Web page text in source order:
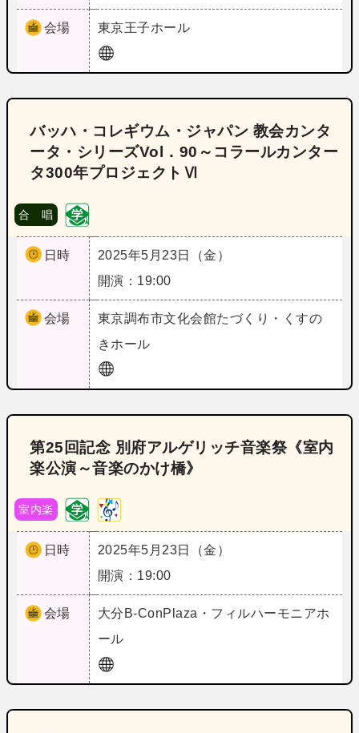
会場 東京王子ホール
バッハ・コレギウム・ジャパン 教会カンタ
ータ・シリーズVol．90～コラールカンター
タ300年プロジェクトⅥ
合 唱
日時
2025年5月23日（金）
開演：19:00
会場 東京調布市文化会館たづくり・くすの
きホール
第25回記念 別府アルゲリッチ音楽祭《室内
楽公演～音楽のかけ橋》
室内楽
日時
2025年5月23日（金）
開演：19:00
会場 大分 B‐ConPlaza・フィルハーモニアホ
ール